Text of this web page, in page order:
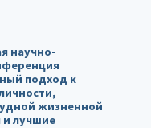
научно-
подход к
жизненной
и лучшие